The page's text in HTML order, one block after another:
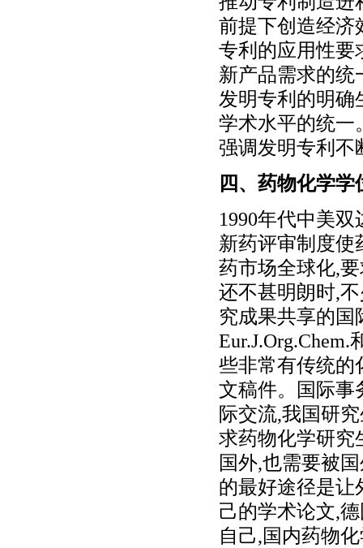
前提下创造经济
专利的应用性要
新产品需求的统
发明专利的明确
学术水平的统一
强调发明专利不
四、药物化学
1990年代中美
新药评审制度使
药市场全球化,
还不甚明朗时,
究成果共享的国
些非常有传统的
文稿件。国际事
际交流,我国研
求药物化学研究
国外,也需要被
的最好途径是让
己的学术论文,
自己,国内药物